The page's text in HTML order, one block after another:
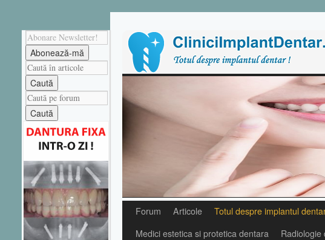
Forum Articole Totul despre implantul
Medici estetica si protetica dentara
Radiologie